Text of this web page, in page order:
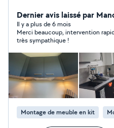
d'agencements, ainsi que
immobilière. À chaque
faire traditionnel et
résultat à la hauteur de vos
pour discuter de vos
Dernier avis laissé par
Il y a plus de 6 mois
Merci beaucoup, intervention
très sympathique !
Montage de meuble en kit